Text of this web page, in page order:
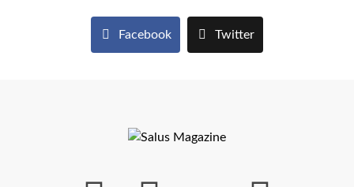
Facebook Twitter